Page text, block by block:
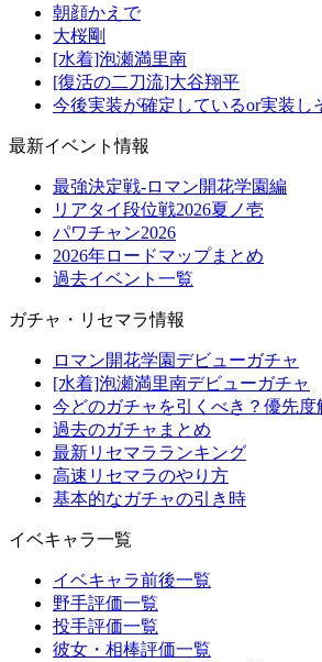
朝顔かえで
大桜剛
[水着]泡瀬満里南
[復活の二刀流]大谷翔平
今後実装が確定しているor実装し
最新イベント情報
最強決定戦-ロマン開花学園編
リアタイ段位戦2026夏ノ壱
パワチャン2026
2026年ロードマップまとめ
過去イベント一覧
ガチャ・リセマラ情報
ロマン開花学園デビューガチャ
[水着]泡瀬満里南デビューガチャ
今どのガチャを引くべき？優先度
過去のガチャまとめ
最新リセマラランキング
高速リセマラのやり方
基本的なガチャの引き時
イベキャラ一覧
イベキャラ前後一覧
野手評価一覧
投手評価一覧
彼女・相棒評価一覧